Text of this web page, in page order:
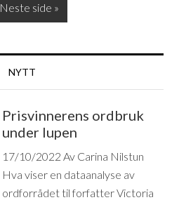
Neste side »
NYTT
Prisvinnerens ordbruk
under lupen
17/10/2022 Av Carina Nilstun
Hva viser en dataanalyse av
ordforrådet til forfatter Victoria